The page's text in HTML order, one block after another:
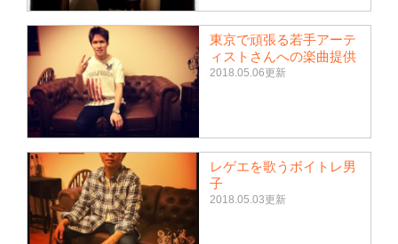
東京で頑張る若手アーテ
ィストさんへの楽曲提供
2018.05.06更新
レゲエを歌うボイトレ男
子
2018.05.03更新